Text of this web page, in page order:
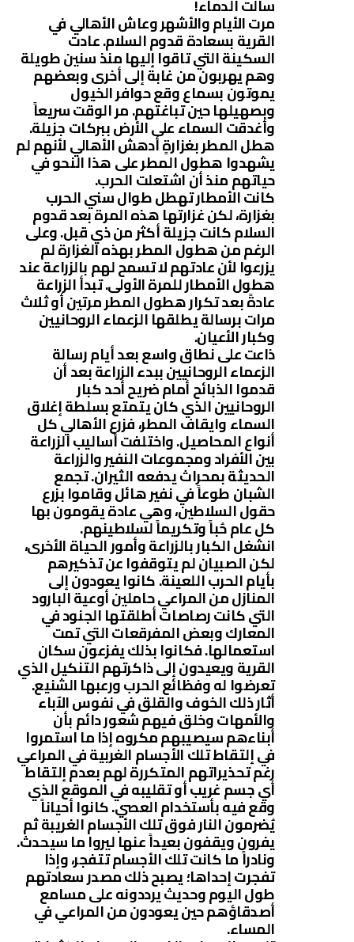
سالت الدماء!
مرت الأيام والأشهر وعاش الأهالي في
القرية بسعادة قدوم السلام. عادت
السكينة التي تاقوا إليها منذ سنين طويلة
وهم يهربون من غابة إلى أخرى وبعضهم
يموتون بسماع وقع حوافر الخيول
وبصهيلها حين تباغتهم. مر الوقت سريعاً
وأغدقت السماء على الأرض ببركات جزيلة.
هطل المطر بغزارةٍ أدهش الأهالي لأنهم لم
يشهدوا هطول المطر على هذا النحو في
حياتهم منذ أن اشتعلت الحرب.
كانت الأمطار تهطل طوال سني الحرب
بغزارة، لكن غزارتها هذه المرة بعد قدوم
السلام كانت جزيلة أكثر من ذي قبل. وعلى
الرغم من هطول المطر بهذه الغزارة لم
يزرعوا لأن عادتهم لا تسمح لهم بالزراعة عند
هطول الأمطار للمرة الأولى. تبدأ الزراعة
عادةً بعد تكرار هطول المطر مرتين أو ثلاث
مرات برسالة يطلقها الزعماء الروحانيين
وكبار الأعيان.
ذاعت على نطاق واسع بعد أيام رسالة
الزعماء الروحانيين ببدء الزراعة بعد أن
قدموا الذبائح أمام ضريح أحد كبار
الروحانيين الذي كان يتمتع بسلطة إغلاق
السماء وايقاف المطر، فزرع الأهالي كل
أنواع المحاصيل. واختلفت أساليب الزراعة
بين الأفراد ومجموعات النفير والزراعة
الحديثة بمحراث يدفعه الثيران. تجمع
الشبان طوعاً في نفير هائل وقاموا بزرع
حقول السلاطين، وهي عادة يقومون بها
كل عام حُباً وتكريماً لسلاطينهم.
انشغل الكبار بالزراعة وأمور الحياة الأخرى،
لكن الصبيان لم يتوقفوا عن تذكيرهم
بأيام الحرب اللعينة. كانوا يعودون إلى
المنازل من المراعي حاملين أوعية البارود
التي كانت رصاصات أطلقتها الجنود في
المعارك وبعض المفرقعات التي تمت
استعمالها. فكانوا بذلك يفزعون سكان
القرية ويعيدون إلى ذاكرتهم التنكيل الذي
تعرضوا له وفظائع الحرب ورعبها الشنيع.
أثار ذلك الخوف والقلق في نفوس الآباء
والأمهات وخلق فيهم شعور دائم بأن
أبناءهم سيصيبهم مكروه إذا ما استمروا
في إلتقاط تلك الأجسام الغربية في المراعي
رغم تحذيراتهم المتكررة لهم بعدم إلتقاط
أي جسم غريب أو تقليبه في الموقع الذي
وقع فيه بأستخدام العصي. كانوا أحياناً
يُضرمون النار فوق تلك الأجسام الغريبة ثم
يفرون ويقفون بعيداً عنها ليروا ما سيحدث.
ونادراً ما كانت تلك الأجسام تتفجر، وإذا
تفجرت إحداها؛ يصبح ذلك مصدر سعادتهم
طول اليوم وحديث يرددونه على مسامع
أصدقاؤهم حين يعودون من المراعي في
المساء.